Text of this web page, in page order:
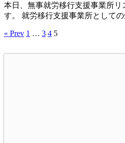
本日、無事就労移行支援事業所
す。 就労移行支援事業所として
« Prev 1 … 3 4 5